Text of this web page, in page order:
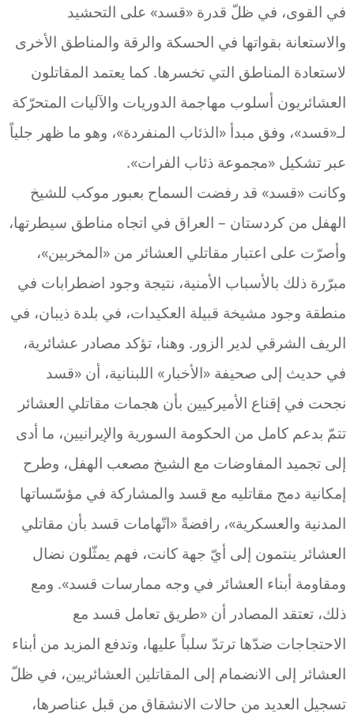
في القوى، في ظلّ قدرة «قسد» على التحشيد
والاستعانة بقواتها في الحسكة والرقة والمناطق الأخرى
لاستعادة المناطق التي تخسرها. كما يعتمد المقاتلون
العشائريون أسلوب مهاجمة الدوريات والآليات المتحرّكة
لـ«قسد»، وفق مبدأ «الذئاب المنفردة»، وهو ما ظهر جلياً
عبر تشكيل «مجموعة ذئاب الفرات».
وكانت «قسد» قد رفضت السماح بعبور موكب للشيخ
الهفل من كردستان – العراق في اتجاه مناطق سيطرتها،
وأصرّت على اعتبار مقاتلي العشائر من «المخربين»،
مبرّرة ذلك بالأسباب الأمنية، نتيجة وجود اضطرابات في
منطقة وجود مشيخة قبيلة العكيدات، في بلدة ذيبان، في
الريف الشرقي لدير الزور. وهنا، تؤكد مصادر عشائرية،
في حديث إلى صحيفة «الأخبار» اللبنانية، أن «قسد
نجحت في إقناع الأميركيين بأن هجمات مقاتلي العشائر
تتمّ بدعم كامل من الحكومة السورية والإيرانيين، ما أدى
إلى تجميد المفاوضات مع الشيخ مصعب الهفل، وطرح
إمكانية دمج مقاتليه مع قسد والمشاركة في مؤسّساتها
المدنية والعسكرية»، رافضةً «اتّهامات قسد بأن مقاتلي
العشائر ينتمون إلى أيّ جهة كانت، فهم يمثّلون نضال
ومقاومة أبناء العشائر في وجه ممارسات قسد». ومع
ذلك، تعتقد المصادر أن «طريق تعامل قسد مع
الاحتجاجات ضدّها ترتدّ سلباً عليها، وتدفع المزيد من أبناء
العشائر إلى الانضمام إلى المقاتلين العشائريين، في ظلّ
تسجيل العديد من حالات الانشقاق من قبل عناصرها،